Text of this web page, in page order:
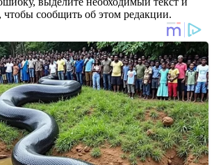
сообщить об этом редакции.